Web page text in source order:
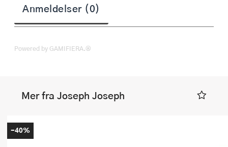
Anmeldelser (0)
Powered by GAMIFIERA.®
Mer fra Joseph Joseph
-40%